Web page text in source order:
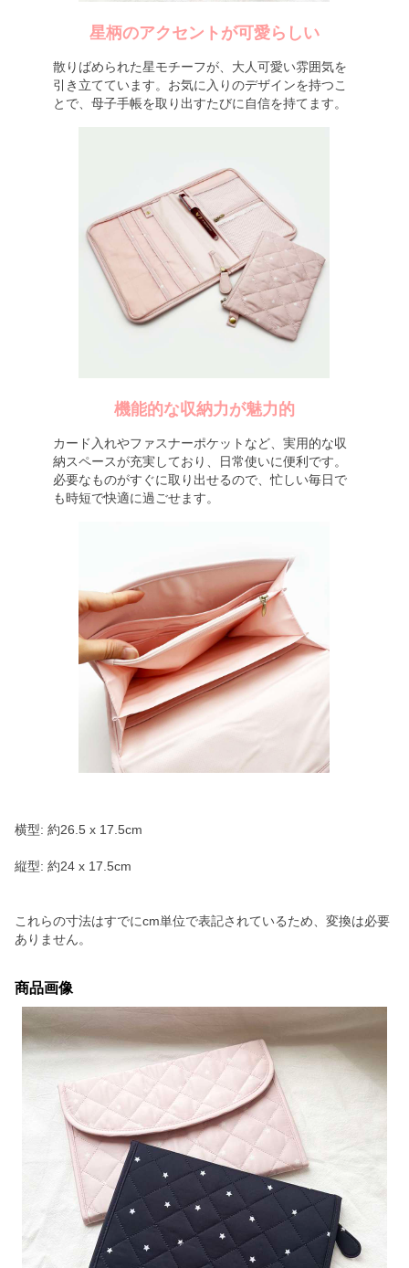
星柄のアクセントが可愛らしい
散りばめられた星モチーフが、大人可愛い雰囲気を
引き立てています。お気に入りのデザインを持つこ
とで、母子手帳を取り出すたびに自信を持てます。
機能的な収納力が魅力的
カード入れやファスナーポケットなど、実用的な収
納スペースが充実しており、日常使いに便利です。
必要なものがすぐに取り出せるので、忙しい毎日で
も時短で快適に過ごせます。
横型: 約26.5 x 17.5cm
縦型: 約24 x 17.5cm
これらの寸法はすでにcm単位で表記されているため、変換は必要
ありません。
商品画像